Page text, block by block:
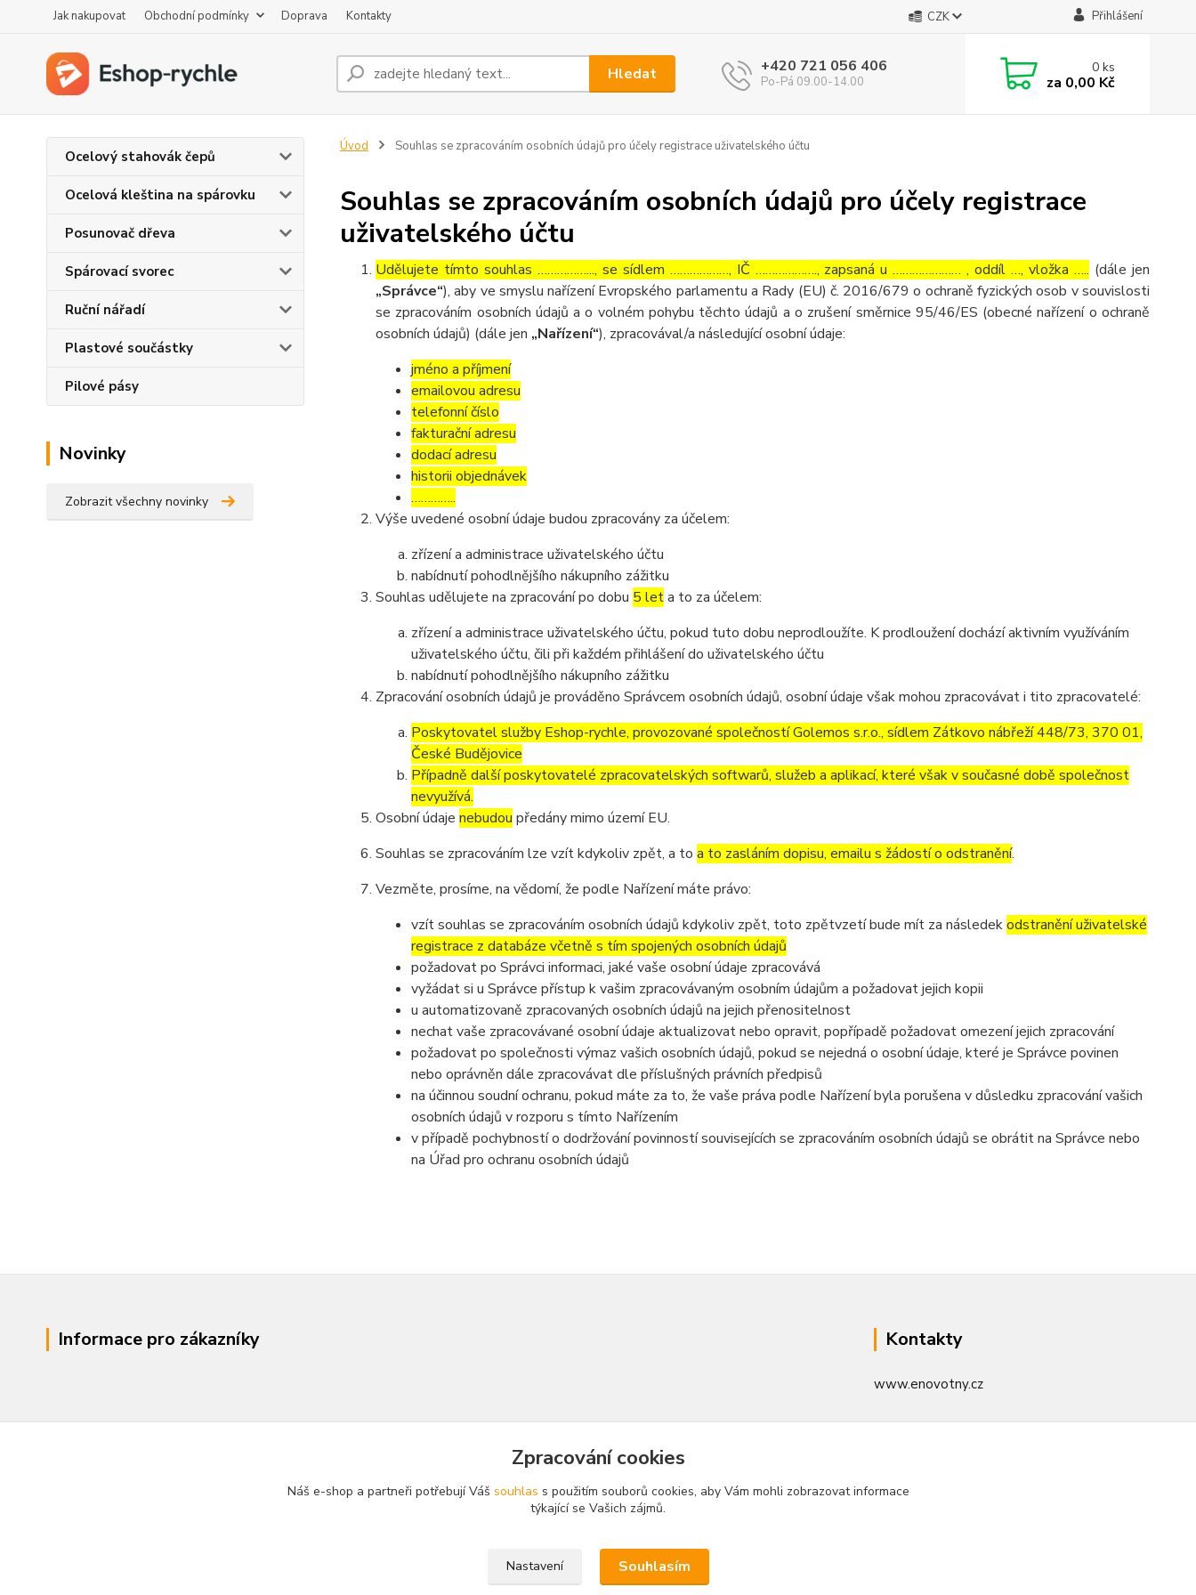
Jak nakupovat Obchodní podmínky Doprava Kontakty CZK Přihlášení
Hledat +420 721 056 406
Po-Pá 09.00-14.00
0ks
za 0,00 Kč
Ocelový stahovák čepů
Ocelová kleština na spárovku
Posunovač dřeva
Spárovací svorec
Ruční nářadí
Plastové součástky
Pilové pásy
Novinky
Zobrazit všechny novinky
Úvod Souhlas se zpracováním osobních údajů pro účely registrace uživatelského účtu
Souhlas se zpracováním osobních údajů pro účely registrace
uživatelského účtu
Udělujete tímto souhlas ……………..., se sídlem ………………, IČ ………………., zapsaná u ………………… , oddíl …, vložka ….. (dále jen
„Správce“), aby ve smyslu nařízení Evropského parlamentu a Rady (EU) č. 2016/679 o ochraně fyzických osob v souvislosti
se zpracováním osobních údajů a o volném pohybu těchto údajů a o zrušení směrnice 95/46/ES (obecné nařízení o ochraně
osobních údajů) (dále jen „Nařízení“), zpracovával/a následující osobní údaje:
jméno a příjmení
emailovou adresu
telefonní číslo
fakturační adresu
dodací adresu
historii objednávek
…………..
Výše uvedené osobní údaje budou zpracovány za účelem:
zřízení a administrace uživatelského účtu
nabídnutí pohodlnějšího nákupního zážitku
Souhlas udělujete na zpracování po dobu 5 leta to za účelem:
zřízení a administrace uživatelského účtu, pokud tuto dobu neprodloužíte. K prodloužení dochází aktivním využíváním
uživatelského účtu, čili při každém přihlášení do uživatelského účtu
nabídnutí pohodlnějšího nákupního zážitku
Zpracování osobních údajů je prováděno Správcem osobních údajů, osobní údaje však mohou zpracovávat i tito zpracovatelé:
Poskytovatel služby Eshop-rychle, provozované společností Golemos s.r.o., sídlem Zátkovo nábřeží 448/73, 370 01,
České Budějovice
Případně další poskytovatelé zpracovatelských softwarů, služeb a aplikací, které však v současné době společnost
nevyužívá.
Osobní údaje nebudou předány mimo území EU.
Souhlas se zpracováním lze vzít kdykoliv zpět, a to a to zasláním dopisu, emailu s žádostí o odstranění.
Vezměte, prosíme, na vědomí, že podle Nařízení máte právo:
vzít souhlas se zpracováním osobních údajů kdykoliv zpět, toto zpětvzetí bude mít za následekodstranění uživatelské
registrace z databáze včetně s tím spojených osobních údajů
požadovat po Správci informaci, jaké vaše osobní údaje zpracovává
vyžádat si u Správce přístup k vašim zpracovávaným osobním údajům a požadovat jejich kopii
u automatizovaně zpracovaných osobních údajů na jejich přenositelnost
nechat vaše zpracovávané osobní údaje aktualizovat nebo opravit, popřípadě požadovat omezení jejich zpracování
požadovat po společnosti výmaz vašich osobních údajů, pokud se nejedná o osobní údaje, které je Správce povinen
nebo oprávněn dále zpracovávat dle příslušných právních předpisů
na účinnou soudní ochranu, pokud máte za to, že vaše práva podle Nařízení byla porušena v důsledku zpracování vašich
osobních údajů v rozporu s tímto Nařízením
v případě pochybností o dodržování povinností souvisejících se zpracováním osobních údajů se obrátit na Správce nebo
na Úřad pro ochranu osobních údajů
Informace pro zákazníky Kontakty
www.enovotny.cz
jnovotny@ji.cz
Zpracování cookies
Náš e-shop a partneři potřebují Váš souhlas s použitím souborů cookies, aby Vám mohli zobrazovat informace
týkající se Vašich zájmů.
Nastavení Souhlasím